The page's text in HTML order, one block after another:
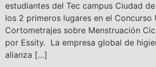
estudiantes del Tec campus Ciudad
los 2 primeros lugares en el Concurso
Cortometrajes sobre Menstruación
por Essity. La empresa global de
alianza […]